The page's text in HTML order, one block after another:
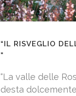
“IL RISVEGLIO
“
“La valle delle
desta